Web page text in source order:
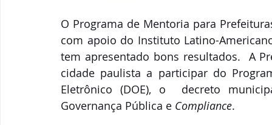
O Programa de Mentoria para
com apoio do Instituto Latino-
tem apresentado bons resultados.  A
cidade paulista a participar do
Eletrônico (DOE), o  decreto
Governança Pública e Compliance.